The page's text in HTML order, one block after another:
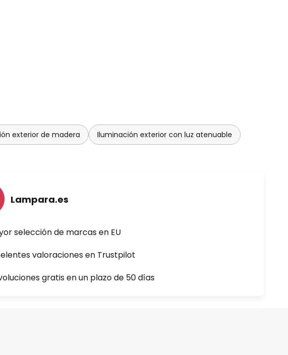
exterior de madera Iluminación exterior con luz atenuable
Lampara.es
selección de marcas en EU
valoraciones en Trustpilot
gratis en un plazo de 50 días